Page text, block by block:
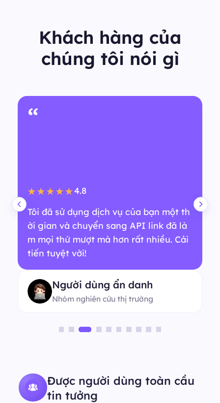
Khách hàng của
chúng tôi nói gì
“
★★★★★4.8
Tôi đã sử dụng dịch vụ của bạn một th
ời gian và chuyển sang API link đã là
m mọi thứ mượt mà hơn rất nhiều. Cải
tiến tuyệt vời!
Người dùng ẩn danh
Nhóm nghiên cứu thị trường
Được người dùng toàn cầu
tin tưởng